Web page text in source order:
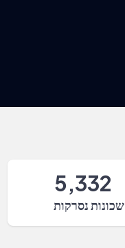
5,332
שכונות נסרקות